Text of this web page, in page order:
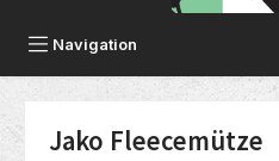
Navigation
Jako Fleecemütze